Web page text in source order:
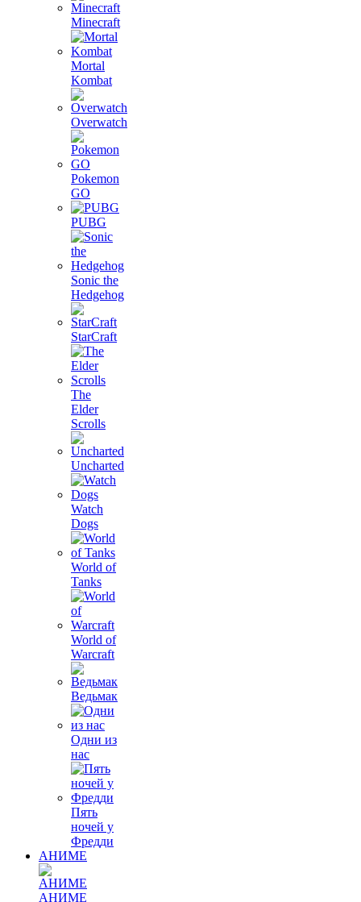
Minecraft
Mortal
Kombat
Overwatch
Pokemon
GO
PUBG
Sonic the
Hedgehog
StarCraft
The
Elder
Scrolls
Uncharted
Watch
Dogs
World of
Tanks
World of
Warcraft
Ведьмак
Одни из
нас
Пять
ночей у
Фредди
АНИМЕ
АНИМЕ